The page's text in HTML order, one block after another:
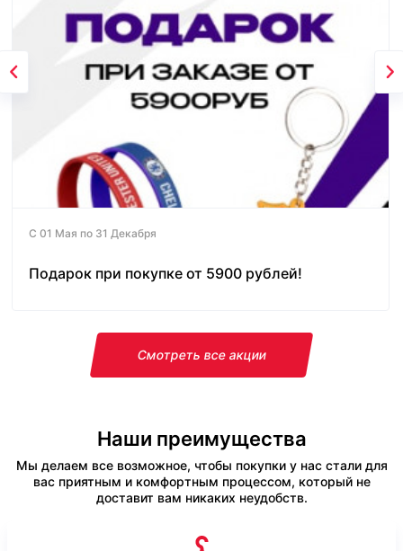
С 01 Мая по 31 Декабря
Подарок при покупке от 5900 рублей!
Смотреть все акции
Наши преимущества
Мы делаем все возможное, чтобы покупки у нас стали для
вас приятным и комфортным процессом, который не
доставит вам никаких неудобств.